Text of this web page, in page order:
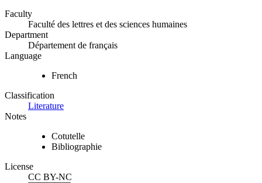
Faculty
Faculté des lettres et des sciences humaines
Department
Département de français
Language
French
Classification
Literature
Notes
Cotutelle
Bibliographie
License
CC BY-NC